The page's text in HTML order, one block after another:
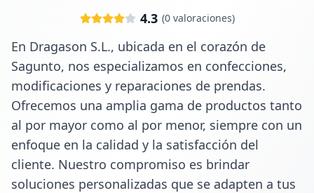
4.3 (0valoraciones)
En Dragason S.L., ubicada en el corazón de
Sagunto, nos especializamos en confecciones,
modificaciones y reparaciones de prendas.
Ofrecemos una amplia gama de productos tanto
al por mayor como al por menor, siempre con un
enfoque en la calidad y la satisfacción del
cliente. Nuestro compromiso es brindar
soluciones personalizadas que se adapten a tus